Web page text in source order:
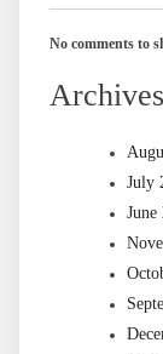
No comments to
Archives
July
June